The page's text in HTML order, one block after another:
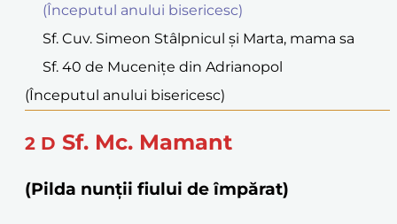
(Începutul anului bisericesc)
Sf. Cuv. Simeon Stâlpnicul şi Marta, mama sa
Sf. 40 de Muceniţe din Adrianopol
(Începutul anului bisericesc)
2 D Sf. Mc. Mamant
(Pilda nunții fiului de împărat)